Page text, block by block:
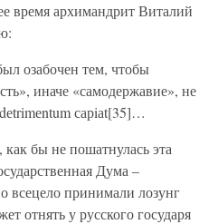
время архимандрит Виталий
озабочен тем, чтобы
иначе «самодержавие», не
сарiаt[35]…
бы не пошатнулась эта
Дума –
всецело принимали лозунг
отнять у русского государя